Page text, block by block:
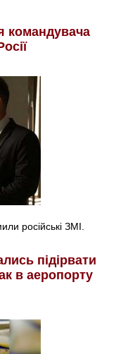
командувача
російські ЗМІ.
підірвати
в аеропорту